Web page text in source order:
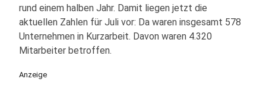
rund einem halben Jahr. Damit liegen jetzt die
aktuellen Zahlen für Juli vor: Da waren insgesamt 578
Unternehmen in Kurzarbeit. Davon waren 4.320
Mitarbeiter betroffen.
Anzeige